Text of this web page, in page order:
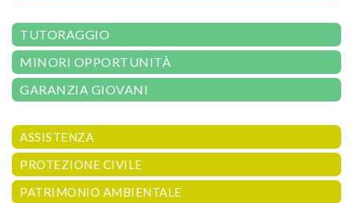
TUTORAGGIO
MINORI OPPORTUNITÀ
GARANZIA GIOVANI
ASSISTENZA
PROTEZIONE CIVILE
PATRIMONIO AMBIENTALE